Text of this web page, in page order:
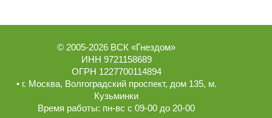
© 2005-2026 ВСК «Гнездом»
ИНН 9721158689
ОГРН 1227700114894
• г. Москва, Волгоградский проспект, дом 135, м.
Кузьминки
Время работы: пн-вс с 09-00 до 20-00